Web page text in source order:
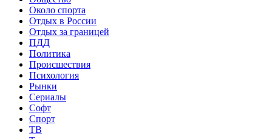
Около спорта
Отдых в России
Отдых за границей
ПДД
Политика
Происшествия
Психология
Рынки
Сериалы
Софт
Спорт
ТВ